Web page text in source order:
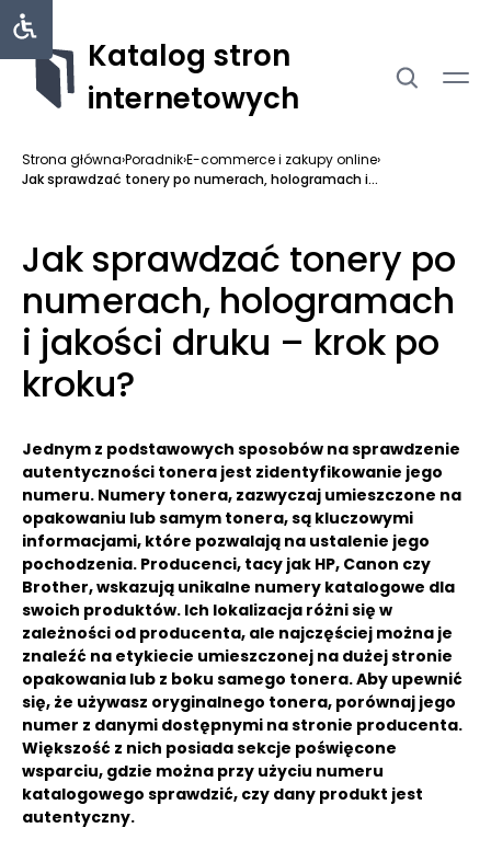
Katalog stron
internetowych
Strona główna›Poradnik›E-commerce i zakupy online›
Jak sprawdzać tonery po numerach, hologramach i...
Jak sprawdzać tonery po
numerach, hologramach
i jakości druku – krok po
kroku?
Jednym z podstawowych sposobów na sprawdzenie
autentyczności tonera jest zidentyfikowanie jego
numeru. Numery tonera, zazwyczaj umieszczone na
opakowaniu lub samym tonera, są kluczowymi
informacjami, które pozwalają na ustalenie jego
pochodzenia. Producenci, tacy jak HP, Canon czy
Brother, wskazują unikalne numery katalogowe dla
swoich produktów. Ich lokalizacja różni się w
zależności od producenta, ale najczęściej można je
znaleźć na etykiecie umieszczonej na dużej stronie
opakowania lub z boku samego tonera. Aby upewnić
się, że używasz oryginalnego tonera, porównaj jego
numer z danymi dostępnymi na stronie producenta.
Większość z nich posiada sekcje poświęcone
wsparciu, gdzie można przy użyciu numeru
katalogowego sprawdzić, czy dany produkt jest
autentyczny.